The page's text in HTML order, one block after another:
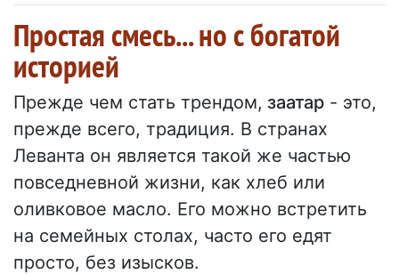
Простая смесь... но с богатой
историей
Прежде чем стать трендом, заатар - это,
прежде всего, традиция. В странах
Леванта он является такой же частью
повседневной жизни, как хлеб или
оливковое масло. Его можно встретить
на семейных столах, часто его едят
просто, без изысков.